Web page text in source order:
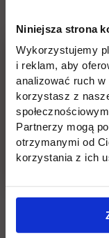
Niniejsza strona
Wykorzystujemy
i reklam, aby
analizować ruch
korzystasz z
Partnerzy mogą
otrzymanymi od
korzystania z ich
do rozpoczęcia
umiejętności,
w praktyce.Kursy
spojrzenia na
rozwiązywania
awansowania na
Bardziej
ich trakcie
teoretyczne.
stawia na